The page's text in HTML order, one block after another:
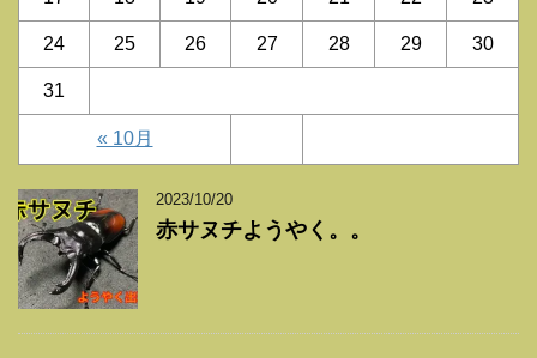
« 10月
24 25 26 27 28 29 30
31
2023/10/20
赤サヌチようやく。。